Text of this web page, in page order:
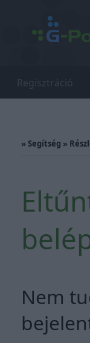
Regisztráció
» Segítség »
Nem